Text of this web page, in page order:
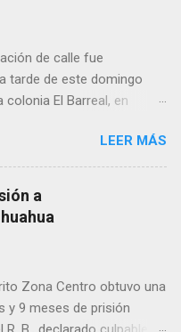
de calle fue
tarde de este domingo
colonia El Barreal, en
y Ramón Corona,
la presencia del
y peritos de la
confirmaron que el
huellas de violencia.
señalaron que el hombre
LEER MÁS
a
Zona Centro obtuvo una
y 9 meses de prisión